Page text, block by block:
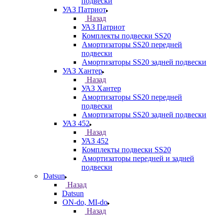
УАЗ Патриот
Назад
УАЗ Патриот
Комплекты подвески SS20
Амортизаторы SS20 передней
подвески
Амортизаторы SS20 задней подвески
УАЗ Хантер
Назад
УАЗ Хантер
Амортизаторы SS20 передней
подвески
Амортизаторы SS20 задней подвески
УАЗ 452
Назад
УАЗ 452
Комплекты подвески SS20
Амортизаторы передней и задней
подвески
Datsun
Назад
Datsun
ON-do, MI-do
Назад